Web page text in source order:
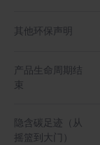
其他环保声明
产品生命周期结
束
隐含碳足迹（从
摇篮到大门）